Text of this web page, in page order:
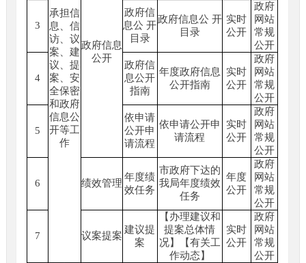
承担信
息、信
访、议
案、建
议、提
案、安
全保密
和政府
信息公
开等工
作
政府信息
公开
3
政府信
息公 开
目录
政府信息公 开
目录
实时
公开
政府
网站
常规
公开
4
政府信
息公开
指南
年度政府信息
公开指南
实时
公开
政府
网站
常规
公开
5
依申请
公开申
请流程
依申请公开申
请流程
实时
公开
政府
网站
常规
公开
6 绩效管理
年度绩
效任务
市政府下达的
我局年度绩效
任务
年度
公开
政府
网站
常规
公开
7 议案提案
建议提
案
【办理建议和
提案总体情
况】【有关工
作动态】
实时
公开
政府
网站
常规
公开